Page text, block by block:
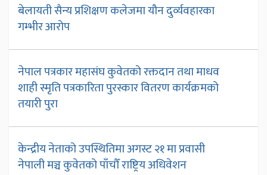
बेलायती सैन्य प्रशिक्षण कलेजमा यौन दुर्व्यवहारका
गम्भीर आरोप
नेपाल पत्रकार महासंघ कुवेतको रक्तदान तथा माधव
शाही स्मृति पत्रकारिता पुरस्कार वितरण कार्यक्रमको
तयारी पुरा
केन्द्रीय नेताको उपस्थितिमा अगस्ट २१ मा प्रवासी
नेपाली मञ्च कुवेतको पाँचौँ राष्ट्रिय अधिवेशन